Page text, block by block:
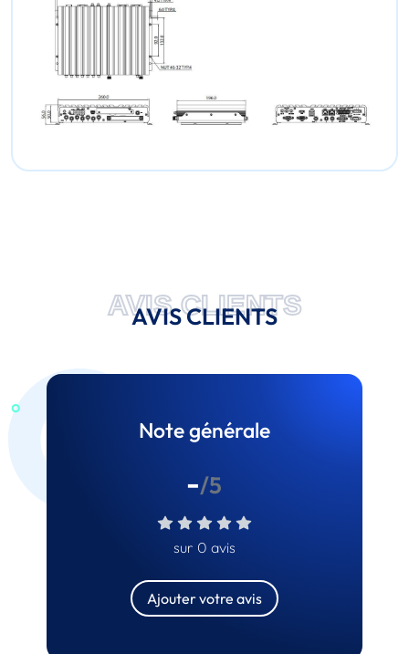
AVIS CLIENTS
AVIS CLIENTS
Note générale
-/5
sur 0 avis
Ajouter votre avis